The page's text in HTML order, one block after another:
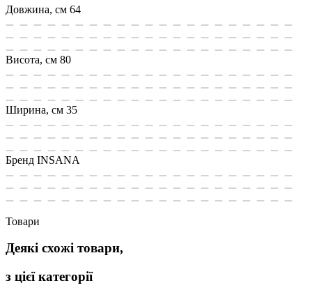
Довжина, см 64
Висота, см 80
Ширина, см 35
Бренд INSANA
Товари
Деякі схожі товари,
з цієї категорії